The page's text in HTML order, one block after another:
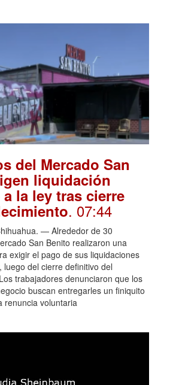
del Mercado San
liquidación
la ley tras cierre
. 07:44
— Alrededor de 30
San Benito realizaron una
exigir el pago de sus liquidaciones
luego del cierre definitivo del
trabajadores denunciaron que los
buscan entregarles un finiquito
renuncia voluntaria